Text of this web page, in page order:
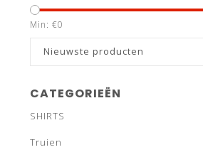
Min: €0
Nieuwste producten
CATEGORIEËN
SHIRTS
Truien